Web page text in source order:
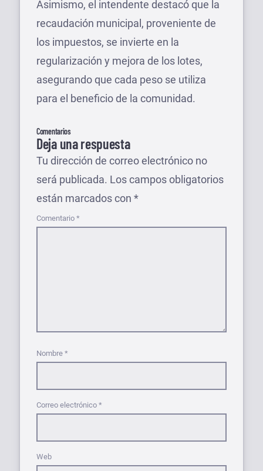
Asimismo, el intendente destacó que la
recaudación municipal, proveniente de
los impuestos, se invierte en la
regularización y mejora de los lotes,
asegurando que cada peso se utiliza
para el beneficio de la comunidad.
Comentarios
Deja una respuesta
Tu dirección de correo electrónico no
será publicada. Los campos obligatorios
están marcados con *
Comentario *
Nombre *
Correo electrónico *
Web